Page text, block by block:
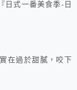
日式一番美食季-日
在過於甜膩，咬下